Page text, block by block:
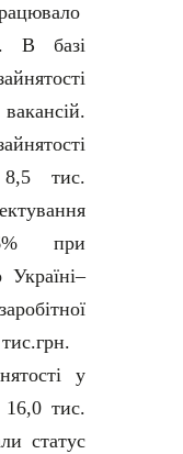
В базі
8,5 тис.
при
у
16,0 тис.
статус